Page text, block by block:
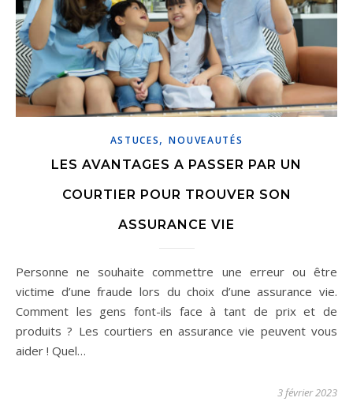
ASTUCES,NOUVEAUTÉS
LES AVANTAGES A PASSER PAR UN
COURTIER POUR TROUVER SON
ASSURANCE VIE
Personne ne souhaite commettre une erreur ou être
victime d’une fraude lors du choix d’une assurance vie.
Comment les gens font-ils face à tant de prix et de
produits ? Les courtiers en assurance vie peuvent vous
aider ! Quel…
3 février 2023